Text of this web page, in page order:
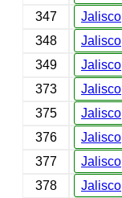
347
Jalisco
348
Jalisco
349
Jalisco
373
Jalisco
375
Jalisco
376
Jalisco
377
Jalisco
378
Jalisco